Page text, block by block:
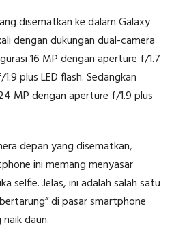
disematkan ke dalam Galaxy
dengan dukungan dual-camera
16 MP dengan aperture f/1.7
plus LED flash. Sedangkan
MP dengan aperture f/1.9 plus
depan yang disematkan,
ini memang menyasar
selfie. Jelas, ini adalah salah satu
di pasar smartphone
daun.